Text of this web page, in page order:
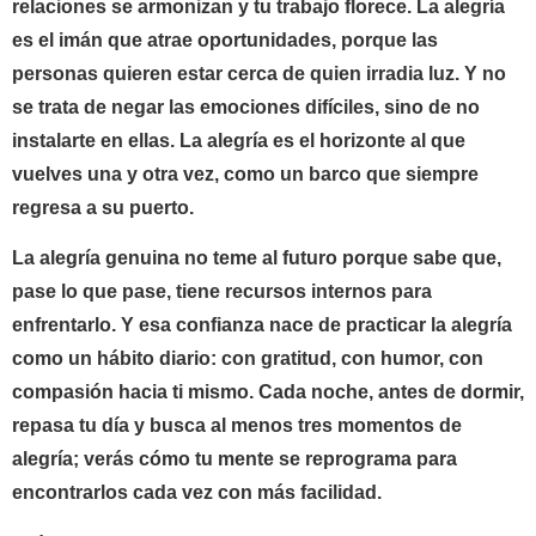
relaciones se armonizan y tu trabajo florece. La alegría
es el imán que atrae oportunidades, porque las
personas quieren estar cerca de quien irradia luz. Y no
se trata de negar las emociones difíciles, sino de no
instalarte en ellas. La alegría es el horizonte al que
vuelves una y otra vez, como un barco que siempre
regresa a su puerto.
La alegría genuina no teme al futuro porque sabe que,
pase lo que pase, tiene recursos internos para
enfrentarlo. Y esa confianza nace de practicar la alegría
como un hábito diario: con gratitud, con humor, con
compasión hacia ti mismo. Cada noche, antes de dormir,
repasa tu día y busca al menos tres momentos de
alegría; verás cómo tu mente se reprograma para
encontrarlos cada vez con más facilidad.